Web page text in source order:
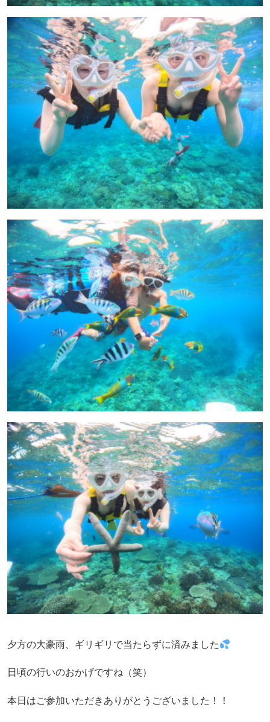
夕方の大豪雨、ギリギリで当たらずに済みました
日頃の行いのおかげですね（笑）
本日はご参加いただきありがとうございました！！